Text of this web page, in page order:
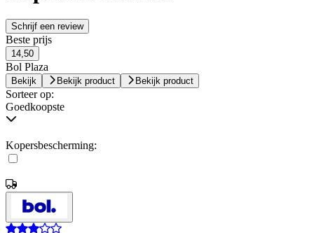
Schrijf een review
Beste prijs
14,50
Bol Plaza
Bekijk Bekijk product Bekijk product
Sorteer op:
Goedkoopste
Kopersbescherming: